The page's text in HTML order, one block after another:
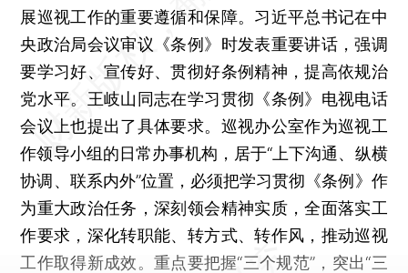
展巡视工作的重要遵循和保障。习近平总书记在中
央政治局会议审议《条例》时发表重要讲话，强调
要学习好、宣传好、贯彻好条例精神，提高依规治
党水平。王岐山同志在学习贯彻《条例》电视电话
会议上也提出了具体要求。巡视办公室作为巡视工
作领导小组的日常办事机构，居于“上下沟通、纵横
协调、联系内外”位置，必须把学习贯彻《条例》作
为重大政治任务，深刻领会精神实质，全面落实工
作要求，深化转职能、转方式、转作风，推动巡视
工作取得新成效。重点要把握“三个规范”，突出“三